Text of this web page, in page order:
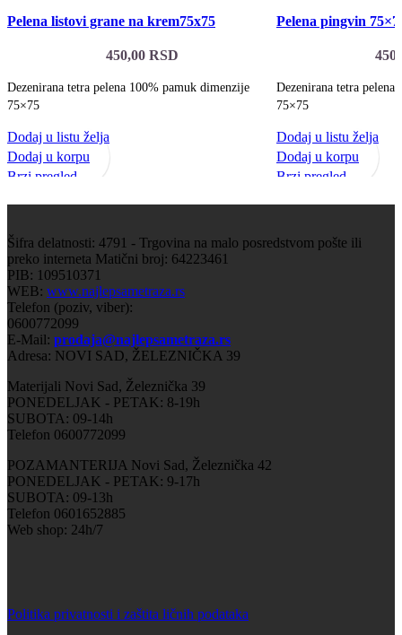
Pelena listovi grane na krem75x75
450,00 RSD
Dezenirana tetra pelena 100% pamuk dimenzije
75×75
Dodaj u listu želja
Dodaj u korpu
Brzi pregled
Pelena pingvin
Dezenirana tetra
75×75
Dodaj u listu želja
Dodaj u korpu
Brzi pregled
Šifra delatnosti: 4791 - Trgovina na malo posredstvom pošte ili
preko interneta Matični broj: 64223461
PIB: 109510371
WEB: www.najlepsametraza.rs
Telefon (poziv, viber):
0600772099
E-Mail: prodaja@najlepsametraza.rs
Adresa: NOVI SAD, ŽELEZNIČKA 39
Materijali Novi Sad, Železnička 39
PONEDELJAK - PETAK: 8-19h
SUBOTA: 09-14h
Telefon 0600772099
POZAMANTERIJA Novi Sad, Železnička 42
PONEDELJAK - PETAK: 9-17h
SUBOTA: 09-13h
Telefon 0601652885
Web shop: 24h/7
Politika privatnosti i zaštita ličnih podataka